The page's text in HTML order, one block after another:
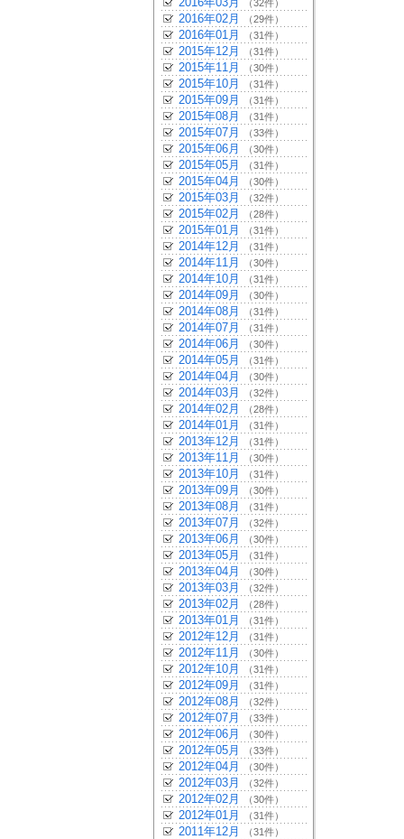
（32件）
2016年02月 （29件）
2016年01月 （31件）
2015年12月 （31件）
2015年11月 （30件）
2015年10月 （31件）
2015年09月 （31件）
2015年08月 （31件）
2015年07月 （33件）
2015年06月 （30件）
2015年05月 （31件）
2015年04月 （30件）
2015年03月 （32件）
2015年02月 （28件）
2015年01月 （31件）
2014年12月 （31件）
2014年11月 （30件）
2014年10月 （31件）
2014年09月 （30件）
2014年08月 （31件）
2014年07月 （31件）
2014年06月 （30件）
2014年05月 （31件）
2014年04月 （30件）
2014年03月 （32件）
2014年02月 （28件）
2014年01月 （31件）
2013年12月 （31件）
2013年11月 （30件）
2013年10月 （31件）
2013年09月 （30件）
2013年08月 （31件）
2013年07月 （32件）
2013年06月 （30件）
2013年05月 （31件）
2013年04月 （30件）
2013年03月 （32件）
2013年02月 （28件）
2013年01月 （31件）
2012年12月 （31件）
2012年11月 （30件）
2012年10月 （31件）
2012年09月 （31件）
2012年08月 （32件）
2012年07月 （33件）
2012年06月 （30件）
2012年05月 （33件）
2012年04月 （30件）
2012年03月 （32件）
2012年02月 （30件）
2012年01月 （31件）
2011年12月 （31件）